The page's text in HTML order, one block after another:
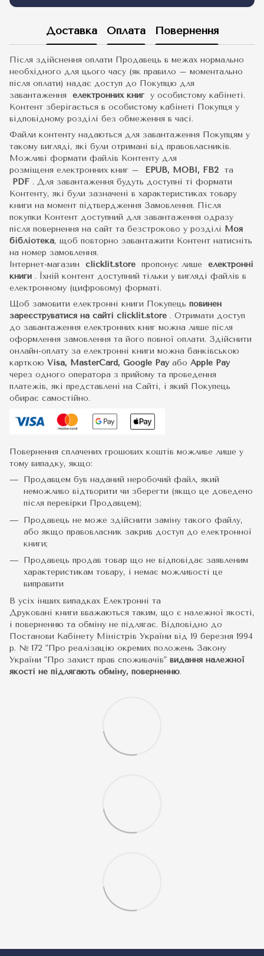
Доставка Оплата Повернення
Після здійснення оплати Продавець в межах нормально
необхідного для цього часу (як правило – моментально
після оплати) надає доступ до Покупцю для
завантаження електронних книг у особистому кабінеті.
Контент зберігається в особистому кабінеті Покупця у
відповідному розділі без обмеження в часі.
Файли контенту надаються для завантаження Покупцям у
такому вигляді, які були отримані від правовласників.
Можливі формати файлів Контенту для
розміщеня електронних книг –
EPUB, MOBI, FB2 та
PDF . Для завантаження будуть доступні ті формати
Контенту, які були зазначені в характеристиках товару
книги на момент підтвердження Замовлення. Після
покупки Контент доступний для завантаження одразу
після повернення на сайт та безстроково у розділі Моя
бібліотека, щоб повторно завантажити Контент натисніть
на номер замовлення.
Інтернет-магазин clicklit.store пропонує лише електронні
книги . Їхній контент доступний тільки у вигляді файлів в
електронному (цифровому) форматі.
Щоб замовити електронні книги Покупець повинен
зареєструватися на сайті clicklit.store . Отримати доступ
до завантаження електронних книг можна лише після
оформлення замовлення та його повної оплати. Здійснити
онлайн-оплату за електронні книги можна банківською
карткою Visa, MasterCard, Google Pay або Apple Pay
через одного оператора з прийому та проведення
платежів, які представлені на Сайті, і який Покупець
обирає самостійно.
Повернення сплачених грошових коштів можливе лише у
тому випадку, якщо:
Продавцем був наданий неробочий файл, який
неможливо відтворити чи зберегти (якщо це доведено
після перевірки Продавцем);
Продавець не може здійснити заміну такого файлу,
або якщо правовласник закрив доступ до електронної
книги;
Продавець продав товар що не відповідає заявленим
характеристикам товару, і немає можливості це
виправити
В усіх інших випадках Електронні та
Друковані книги вважаються таким, що є належної якості,
і поверненню та обміну не підлягає. Відповідно до
Постанови Кабінету Міністрів України від 19 березня 1994
р. № 172 "Про реалізацію окремих положень Закону
України "Про захист прав споживачів" видання належної
якості не підлягають обміну, поверненню.